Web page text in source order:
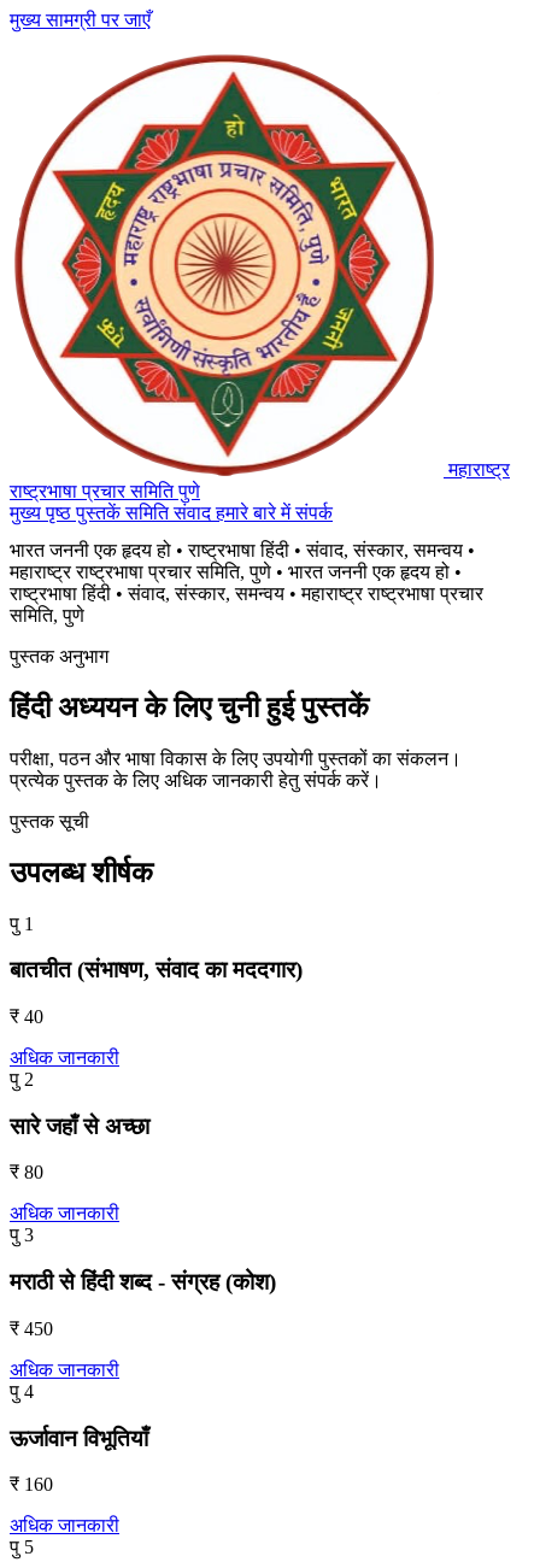
मुख्य सामग्री पर जाएँ
महाराष्ट्र
राष्ट्रभाषा प्रचार समिति पुणे
मुख्य पृष्ठपुस्तकेंसमिति संवादहमारे बारे मेंसंपर्क
भारत जननी एक हृदय हो • राष्ट्रभाषा हिंदी • संवाद, संस्कार, समन्वय •
महाराष्ट्र राष्ट्रभाषा प्रचार समिति, पुणे • भारत जननी एक हृदय हो •
राष्ट्रभाषा हिंदी • संवाद, संस्कार, समन्वय • महाराष्ट्र राष्ट्रभाषा प्रचार
समिति, पुणे
पुस्तक अनुभाग
हिंदी अध्ययन के लिए चुनी हुई पुस्तकें
परीक्षा, पठन और भाषा विकास के लिए उपयोगी पुस्तकों का संकलन।
प्रत्येक पुस्तक के लिए अधिक जानकारी हेतु संपर्क करें।
पुस्तक सूची
उपलब्ध शीर्षक
पु 1
बातचीत (संभाषण, संवाद का मददगार)
₹ 40
अधिक जानकारी
पु 2
सारे जहाँ से अच्छा
₹ 80
अधिक जानकारी
पु 3
मराठी से हिंदी शब्द - संग्रह (कोश)
₹ 450
अधिक जानकारी
पु 4
ऊर्जावान विभूतियाँ
₹ 160
अधिक जानकारी
पु 5